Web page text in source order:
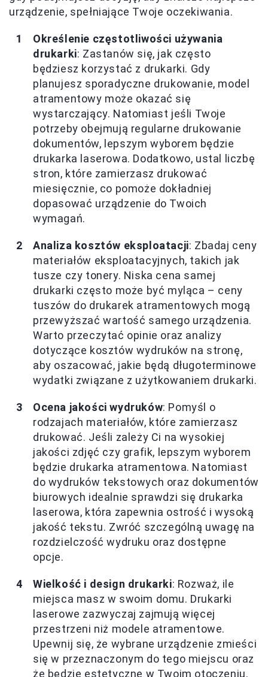
urządzenie, spełniające Twoje oczekiwania.
Określenie częstotliwości używania
drukarki: Zastanów się, jak często
będziesz korzystać z drukarki. Gdy
planujesz sporadyczne drukowanie, model
atramentowy może okazać się
wystarczający. Natomiast jeśli Twoje
potrzeby obejmują regularne drukowanie
dokumentów, lepszym wyborem będzie
drukarka laserowa. Dodatkowo, ustal liczbę
stron, które zamierzasz drukować
miesięcznie, co pomoże dokładniej
dopasować urządzenie do Twoich
wymagań.
Analiza kosztów eksploatacji: Zbadaj ceny
materiałów eksploatacyjnych, takich jak
tusze czy tonery. Niska cena samej
drukarki często może być myląca – ceny
tuszów do drukarek atramentowych mogą
przewyższać wartość samego urządzenia.
Warto przeczytać opinie oraz analizy
dotyczące kosztów wydruków na stronę,
aby oszacować, jakie będą długoterminowe
wydatki związane z użytkowaniem drukarki.
Ocena jakości wydruków: Pomyśl o
rodzajach materiałów, które zamierzasz
drukować. Jeśli zależy Ci na wysokiej
jakości zdjęć czy grafik, lepszym wyborem
będzie drukarka atramentowa. Natomiast
do wydruków tekstowych oraz dokumentów
biurowych idealnie sprawdzi się drukarka
laserowa, która zapewnia ostrość i wysoką
jakość tekstu. Zwróć szczególną uwagę na
rozdzielczość wydruku oraz dostępne
opcje.
Wielkość i design drukarki: Rozważ, ile
miejsca masz w swoim domu. Drukarki
laserowe zazwyczaj zajmują więcej
przestrzeni niż modele atramentowe.
Upewnij się, że wybrane urządzenie zmieści
się w przeznaczonym do tego miejscu oraz
że będzie estetyczne w Twoim otoczeniu.